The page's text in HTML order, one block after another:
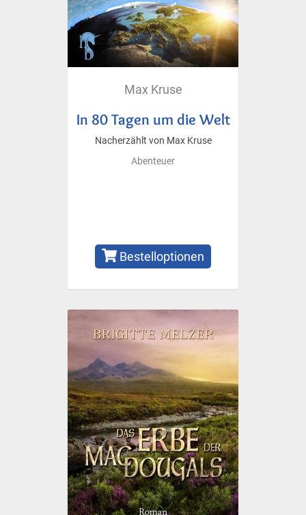
Max Kruse
In 80 Tagen um die Welt
Nacherzählt von Max Kruse
Abenteuer
Bestelloptionen